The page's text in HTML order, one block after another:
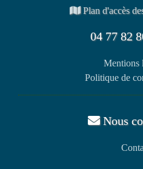
Plan d'accès
04 77 82
Mentions
Politique de
Nous